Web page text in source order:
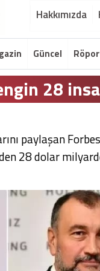
Hakkımızda
Güncel
28
paylaşan
28 dolar